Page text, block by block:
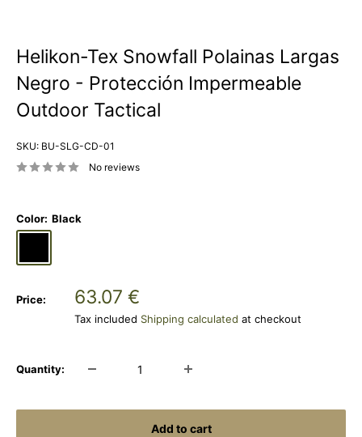
Helikon-Tex Snowfall Polainas Largas
Negro - Protección Impermeable
Outdoor Tactical
SKU: BU-SLG-CD-01
No reviews
Color: Black
Price:
Sale
price
63.07 €
Tax included Shipping calculated at checkout
Quantity:
Add to cart